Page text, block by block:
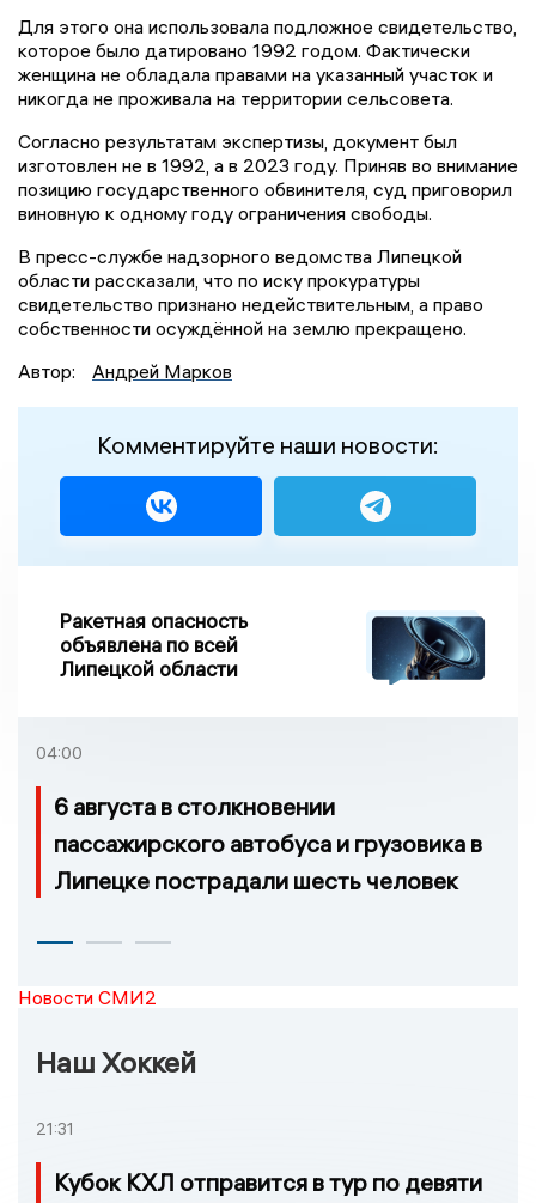
Для этого она использовала подложное свидетельство,
которое было датировано 1992 годом. Фактически
женщина не обладала правами на указанный участок и
никогда не проживала на территории сельсовета.
Согласно результатам экспертизы, документ был
изготовлен не в 1992, а в 2023 году. Приняв во внимание
позицию государственного обвинителя, суд приговорил
виновную к одному году ограничения свободы.
В пресс-службе надзорного ведомства Липецкой
области рассказали, что по иску прокуратуры
свидетельство признано недействительным, а право
собственности осуждённой на землю прекращено.
Автор:
Андрей Марков
Комментируйте наши новости:
Ракетная опасность
объявлена по всей
Липецкой области
04:00
6 августа в столкновении
пассажирского автобуса и грузовика в
Липецке пострадали шесть человек
Новости СМИ2
Наш Хоккей
21:31
Кубок КХЛ отправится в тур по девяти